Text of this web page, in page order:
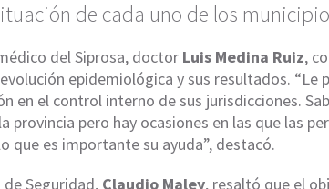
de cada uno de los
del Siprosa, doctor Luis Medina Ruiz,
epidemiológica y sus resultados. “Le
en el control interno de sus jurisdicciones.
provincia pero hay ocasiones en las que las
que es importante su ayuda”, destacó.
Seguridad, Claudio Maley, resaltó que el